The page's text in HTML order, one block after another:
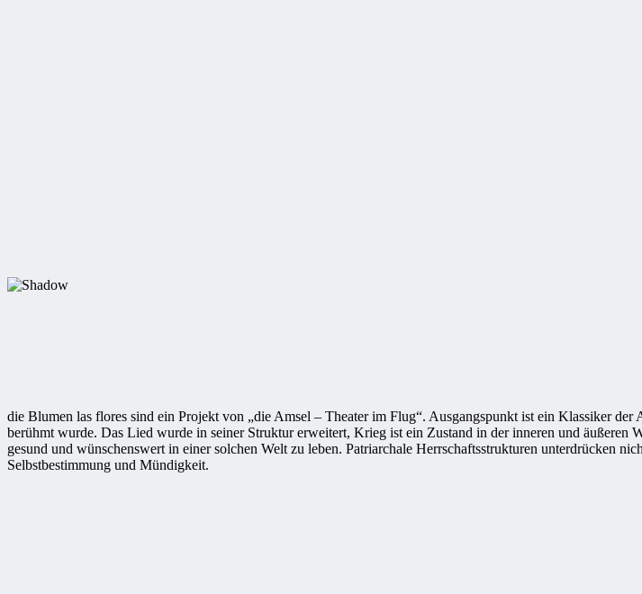
die Blumen las flores sind ein Projekt von „die Amsel – Theater im Flug“. Ausgangspunkt ist ein Klassiker
berühmt wurde. Das Lied wurde in seiner Struktur erweitert, Krieg ist ein Zustand in der inneren und
gesund und wünschenswert in einer solchen Welt zu leben. Patriarchale Herrschaftsstrukturen unterdrücken
Selbstbestimmung und Mündigkeit.